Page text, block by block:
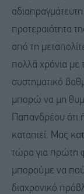
προτεραιότητα
από τη
πολλά χρόνια με
συστηματικό
μπορώ να μη
Παπανδρέου
καταπιεί. Μας
τώρα για πρώτη
μπορούμε να
διαχρονικό